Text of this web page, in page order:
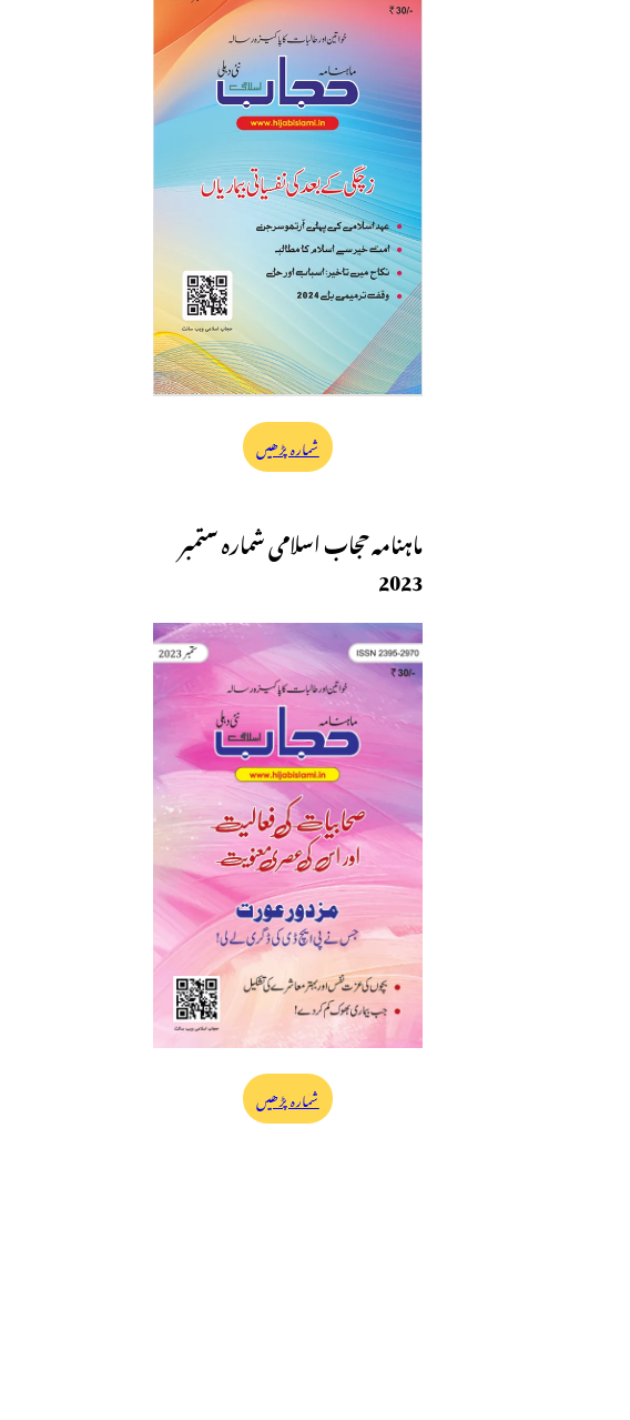
شمارہ پڑھیں
ماہنامہ حجاب اسلامی شمارہ ستمبر
2023
شمارہ پڑھیں